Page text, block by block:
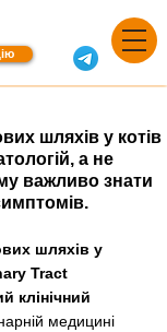
шляхів у котів
а не
важливо знати
шляхів у
Tract
клінічний
медицині